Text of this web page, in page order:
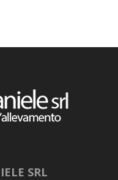
SRL